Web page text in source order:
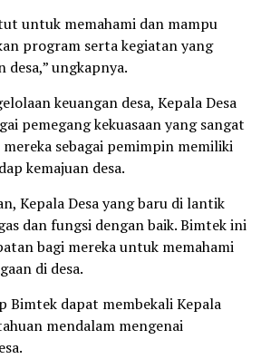
untuk memahami dan mampu
program serta kegiatan yang
desa,” ungkapnya.
keuangan desa, Kepala Desa
pemegang kekuasaan yang sangat
sebagai pemimpin memiliki
kemajuan desa.
Kepala Desa yang baru di lantik
dan fungsi dengan baik. Bimtek ini
bagi mereka untuk memahami
di desa.
Bimtek dapat membekali Kepala
mendalam mengenai